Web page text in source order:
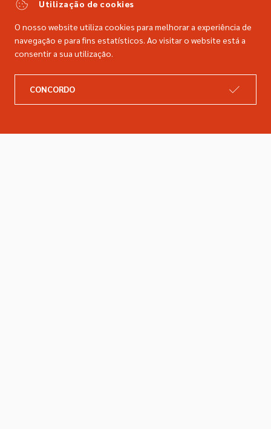
Catálogo
Utilização de cookies
O nosso website utiliza cookies para melhorar a experiência de
navegação e para fins estatísticos. Ao visitar o website está a
consentir a sua utilização.
CONCORDO